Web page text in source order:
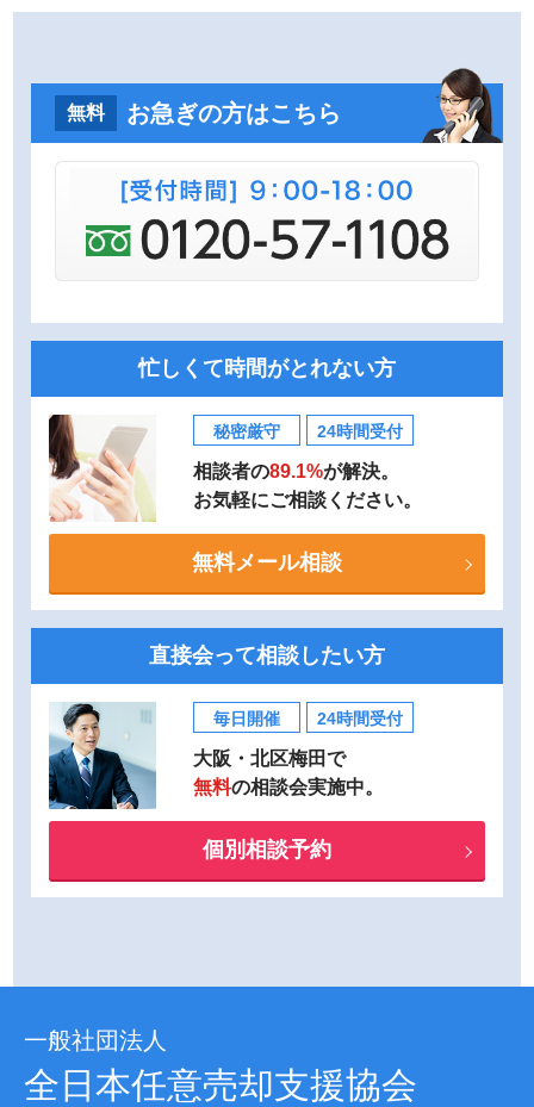
無料 お急ぎの方はこちら
忙しくて時間がとれない方
秘密厳守 24時間受付
相談者の89.1%が解決。
お気軽にご相談ください。
無料メール相談
直接会って相談したい方
毎日開催 24時間受付
大阪・北区梅田で
無料の相談会実施中。
個別相談予約
一般社団法人
全日本任意売却支援協会